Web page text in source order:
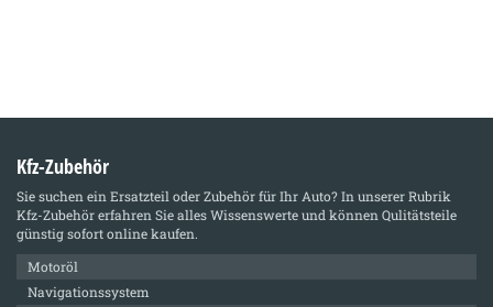
Kfz-Zubehör
Sie suchen ein Ersatzteil oder Zubehör für Ihr Auto? In unserer Rubrik
Kfz-Zubehörerfahren Sie alles Wissenswerte und können Qulitätsteile
günstig sofort online kaufen.
Motoröl
Navigationssystem